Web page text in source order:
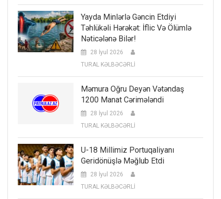
Yayda Minlərlə Gəncin Etdiyi
Təhlükəli Hərəkət: İflic Və Ölümlə
Nəticələnə Bilər!
28 İyul 2026
TURAL KƏLBƏCƏRLİ
Məmura Oğru Deyən Vətəndaş
1200 Manat Cərimələndi
28 İyul 2026
TURAL KƏLBƏCƏRLİ
U-18 Millimiz Portuqaliyanı
Geridönüşlə Məğlub Etdi
28 İyul 2026
TURAL KƏLBƏCƏRLİ